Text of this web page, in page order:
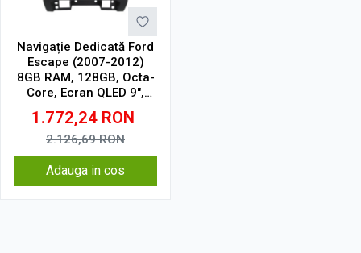
Navigație Dedicată Ford
Escape (2007-2012)
8GB RAM, 128GB, Octa-
Core, Ecran QLED 9",
CarPlay, Android Auto,
Slot SIM 4G
1.772,24 RON
2.126,69RON
Adauga in cos